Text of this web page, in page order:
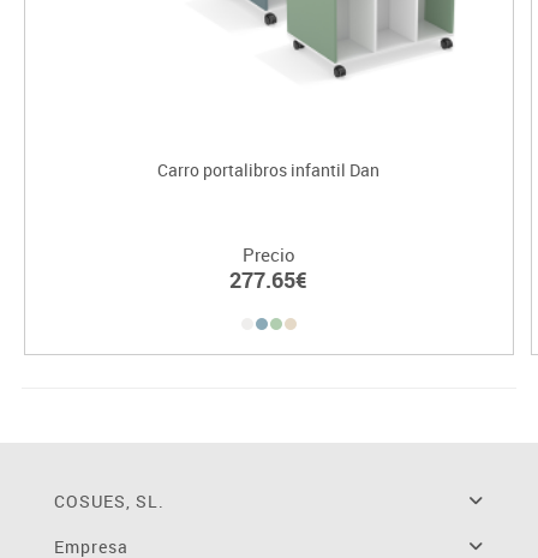
Carro portalibros infantil Dan
Precio
277.65€
COSUES, SL.
Empresa